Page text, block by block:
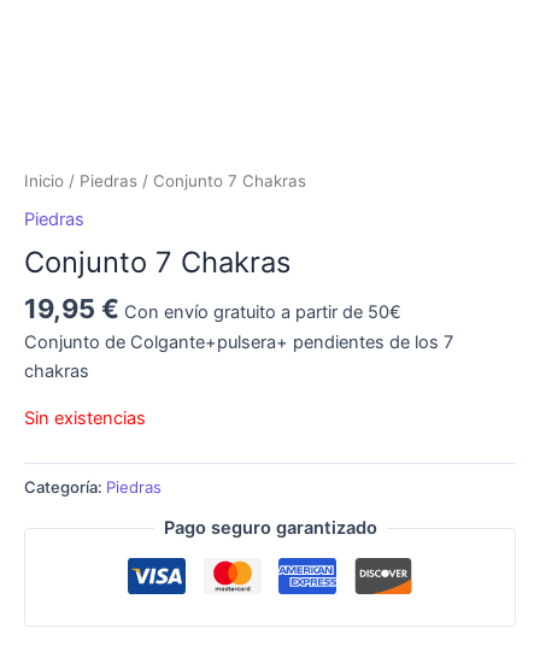
Inicio / Piedras / Conjunto 7 Chakras
Piedras
Conjunto 7 Chakras
19,95 € Con envío gratuito a partir de 50€
Conjunto de Colgante+pulsera+ pendientes de los 7
chakras
Sin existencias
Categoría: Piedras
Pago seguro garantizado